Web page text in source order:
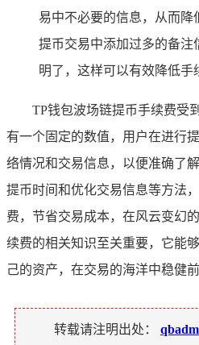
易中不必要的信息，从而降
提币交易中添加过多的备注
明了，这样可以有效降低手
TP钱包波场链提币手续费受
有一个固定的数值，用户在进行
络情况和交易信息，以便准确了
提币时间和优化交易信息等方法
费，节省交易成本，在风云变幻
续费的相关知识至关重要，它能
己的资产，在交易的海洋中稳健前
转载请注明出处：